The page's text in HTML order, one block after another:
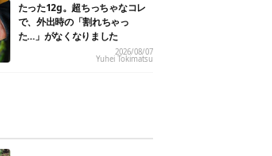
たった12g。超ちっちゃなコレ
で、外出時の「割れちゃっ
た…」がなくなりました
2026/08/07
Yuhei Tokimatsu